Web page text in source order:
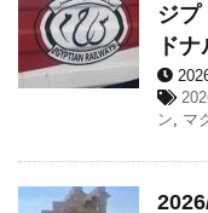
ジ
ド
ン, マ